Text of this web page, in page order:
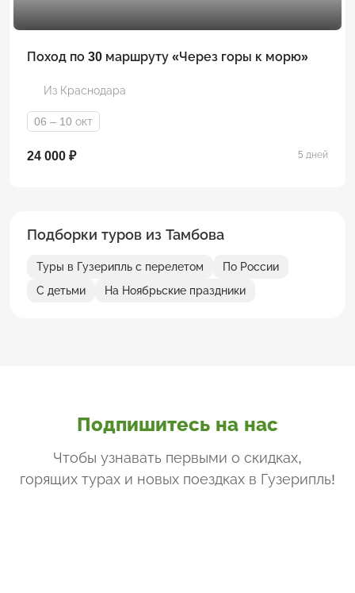
Поход по 30 маршруту «Через горы к морю»
Из Краснодара
06 – 10 окт
24 000 ₽ 5 дней
Подборки туров из Тамбова
Туры в Гузерипль с перелетом
По России
С детьми
На Ноябрьские праздники
Подпишитесь на нас
Чтобы узнавать первыми о скидках,
горящих турах и новых поездках в Гузерипль!